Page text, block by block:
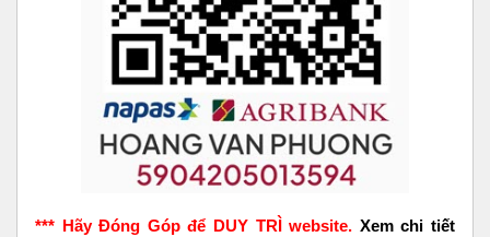
*** Hãy Đóng Góp để DUY TRÌ website. Xem chi tiết